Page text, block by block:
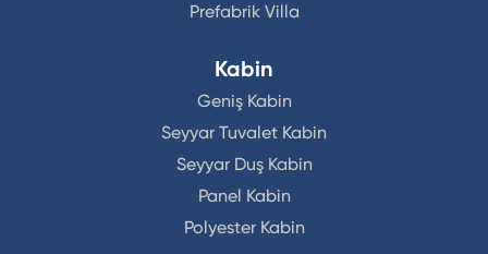
Prefabrik Villa
Kabin
Geniş Kabin
Seyyar Tuvalet Kabin
Seyyar Duş Kabin
Panel Kabin
Polyester Kabin